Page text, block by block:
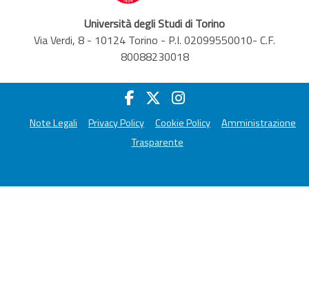
Università degli Studi di Torino
Via Verdi, 8 - 10124 Torino - P.I. 02099550010- C.F.
80088230018
Note Legali Privacy Policy Cookie Policy
Amministrazione
Trasparente